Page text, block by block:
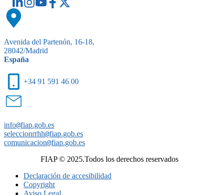
Avenida del Partenón, 16-18,
28042/Madrid
España
+34 91 591 46 00
info@fiap.gob.es
seleccionrrhh@fiap.gob.es
comunicacion@fiap.gob.es
FIAP © 2025.Todos los derechos reservados
Declaración de accesibilidad
Copyright